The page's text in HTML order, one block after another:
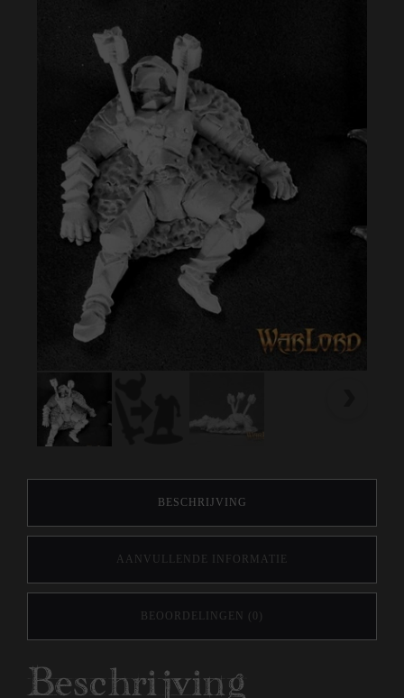
BESCHRIJVING
AANVULLENDE INFORMATIE
BEOORDELINGEN (0)
Beschrijving